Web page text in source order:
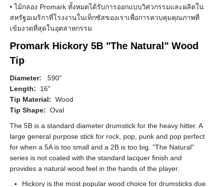
• ไม้กลอง Promark ทั้งหมดได้รับการออกแบบวิศวกรรมและผลิตใน
สหรัฐอเมริกาที่โรงงานในเท็กซัสของเราเพื่อการควบคุมคุณภาพที่
เข้มงวดที่สุดในอุตสาหกรรม
Promark Hickory 5B "The Natural" Wood
Tip
Diameter: .590"
Length: 16"
Tip Material: Wood
Tip Shape: Oval
The 5B is a standard diameter drumstick for the heavy hitter. A
large general purpose stick for rock, pop, punk and pop perfect
for when a 5A is too small and a 2B is too big. "The Natural"
series is not coated with the standard lacquer finish and
provides a natural wood feel in the hands of the player.
Hickory is the most popular wood choice for drumsticks due